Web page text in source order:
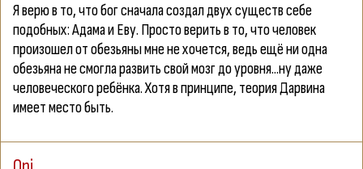
Я верю в то, что бог сначала создал двух существ себе
подобных: Адама и Еву. Просто верить в то, что человек
произошел от обезьяны мне не хочется, ведь ещё ни одна
обезьяна не смогла развить свой мозг до уровня...ну даже
человеческого ребёнка. Хотя в принципе, теория Дарвина
имеет место быть.